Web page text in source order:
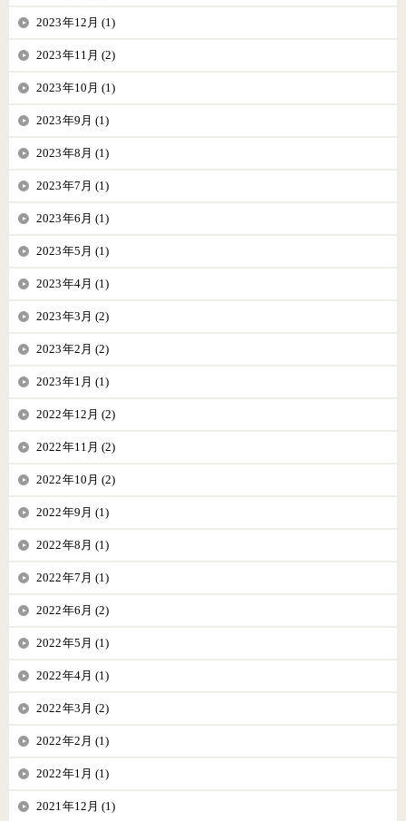
2023年12月 (1)
2023年11月 (2)
2023年10月 (1)
2023年9月 (1)
2023年8月 (1)
2023年7月 (1)
2023年6月 (1)
2023年5月 (1)
2023年4月 (1)
2023年3月 (2)
2023年2月 (2)
2023年1月 (1)
2022年12月 (2)
2022年11月 (2)
2022年10月 (2)
2022年9月 (1)
2022年8月 (1)
2022年7月 (1)
2022年6月 (2)
2022年5月 (1)
2022年4月 (1)
2022年3月 (2)
2022年2月 (1)
2022年1月 (1)
2021年12月 (1)